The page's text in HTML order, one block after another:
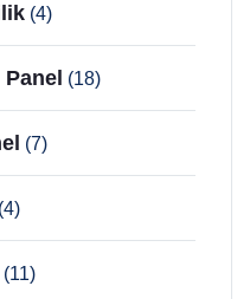
(4)
(18)
(7)
(4)
(11)